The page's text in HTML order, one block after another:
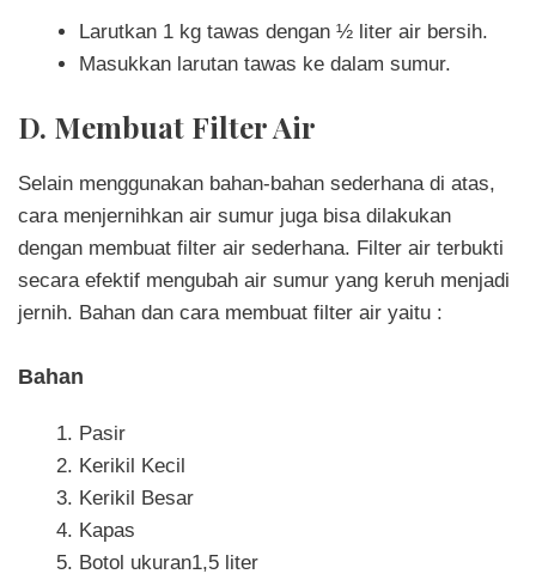
Larutkan 1 kg tawas dengan ½ liter air bersih.
Masukkan larutan tawas ke dalam sumur.
D. Membuat Filter Air
Selain menggunakan bahan-bahan sederhana di atas,
cara menjernihkan air sumur juga bisa dilakukan
dengan membuat filter air sederhana. Filter air terbukti
secara efektif mengubah air sumur yang keruh menjadi
jernih. Bahan dan cara membuat filter air yaitu :
Bahan
Pasir
Kerikil Kecil
Kerikil Besar
Kapas
Botol ukuran1,5 liter